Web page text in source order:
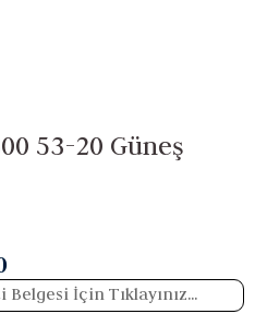
53-20 Güneş
İçin Tıklayınız...